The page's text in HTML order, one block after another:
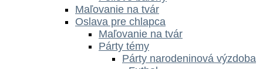
Maľovanie na tvár
Oslava pre chlapca
Maľovanie na tvár
Párty témy
Párty narodeninová výzdoba